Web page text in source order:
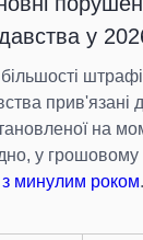
у
прив'язані
на
у грошовому
з минулим роком.